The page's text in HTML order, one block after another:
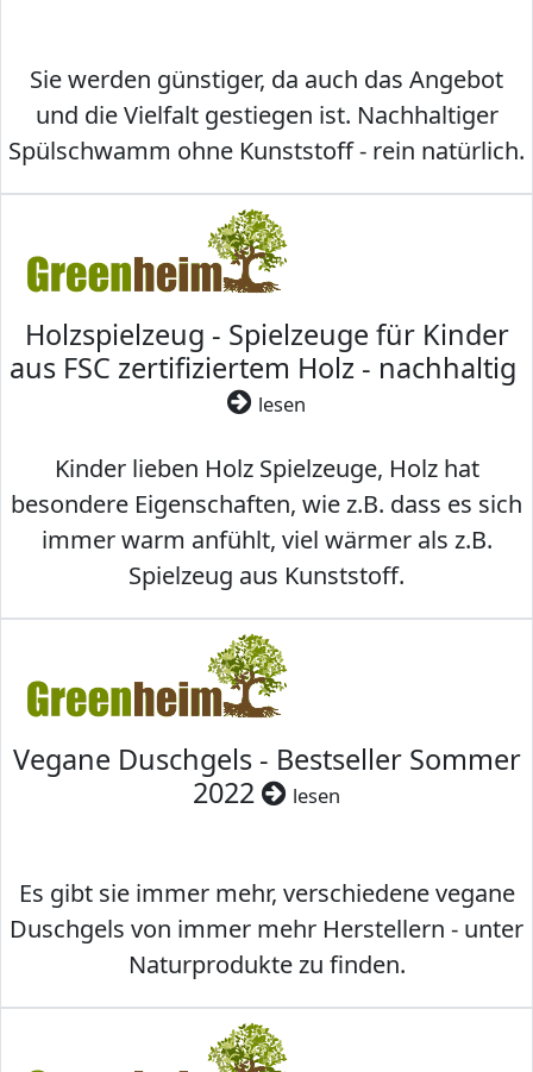
Sie werden günstiger, da auch das Angebot
und die Vielfalt gestiegen ist. Nachhaltiger
Spülschwamm ohne Kunststoff - rein natürlich.
Holzspielzeug - Spielzeuge für Kinder
aus FSC zertifiziertem Holz - nachhaltig
lesen
Kinder lieben Holz Spielzeuge, Holz hat
besondere Eigenschaften, wie z.B. dass es sich
immer warm anfühlt, viel wärmer als z.B.
Spielzeug aus Kunststoff.
Vegane Duschgels - Bestseller Sommer
2022
lesen
Es gibt sie immer mehr, verschiedene vegane
Duschgels von immer mehr Herstellern - unter
Naturprodukte zu finden.